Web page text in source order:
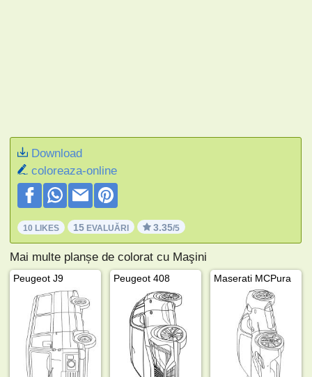
Download
coloreaza-online
10 LIKES 15 EVALUĂRI 3.35/5
Mai multe planșe de colorat cu Maşini
Peugeot J9 Peugeot 408 Maserati MCPura